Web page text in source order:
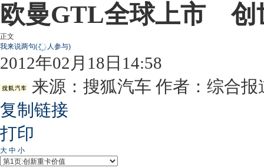
欧曼GTL全球上市 创
正文
我来说两句( 人参与)
2012年02月18日14:58
来源： 搜狐汽车 作者：综合报
复制链接
打印
大 中 小